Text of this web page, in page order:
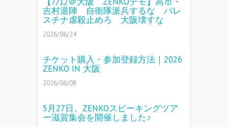
吉村退陣 自衛隊派兵するな パレ
スチナ虐殺止めろ 大阪壊すな
2026/06/24
チケット購入・参加登録方法｜2026
ZENKO IN 大阪
2026/06/08
5月27日、ZENKOスピーキングツア
ー滋賀集会を開催しました♪